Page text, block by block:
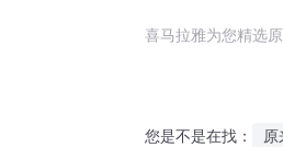
喜马拉雅为您精选
您是不是在找： 原